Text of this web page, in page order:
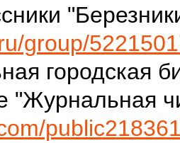
group/
городская
"Журнальная